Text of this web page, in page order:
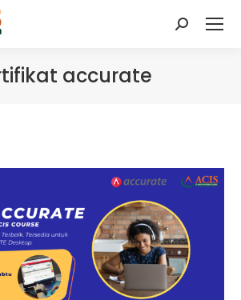
Search:
accurate